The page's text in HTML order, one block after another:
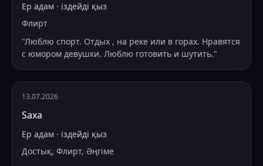
Ер адам · іздейді қыз
Флирт
"Люблю спорт. Отдых , на реке или в горах. Нравятся
с юмором девушки. Люблю готовить и шутить."
13.07.2026
Saxa
Ер адам · іздейді қыз
Достық, Флирт, Әңгіме